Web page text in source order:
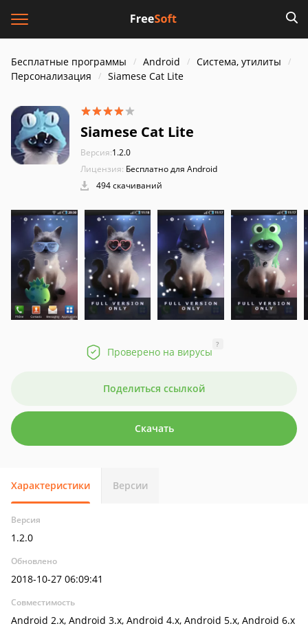
Бесплатные программы Android
Система, утилиты
Персонализация
Siamese Cat Lite
Siamese Cat Lite
Версия:1.2.0
Лицензия: Бесплатно для Android
494 скачиваний
Проверено на вирусы
?
Поделиться ссылкой
Скачать
Характеристики Версии
Версия
1.2.0
Обновлено
2018-10-27 06:09:41
Совместимость
Android 2.x, Android 3.x, Android 4.x, Android 5.x, Android 6.x